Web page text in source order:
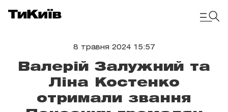
8 травня 2024 15:57
Валерій Залужний та
Ліна Костенко
отримали звання